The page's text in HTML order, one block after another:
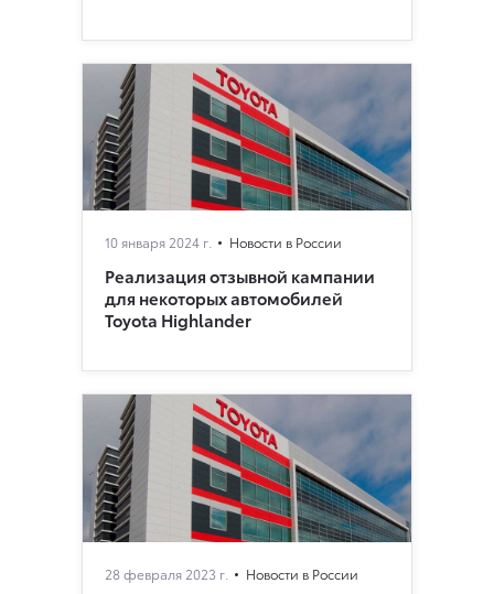
10 января 2024 г. Новости в России
Реализация отзывной кампании
для некоторых автомобилей
Toyota Highlander
28 февраля 2023 г. Новости в России